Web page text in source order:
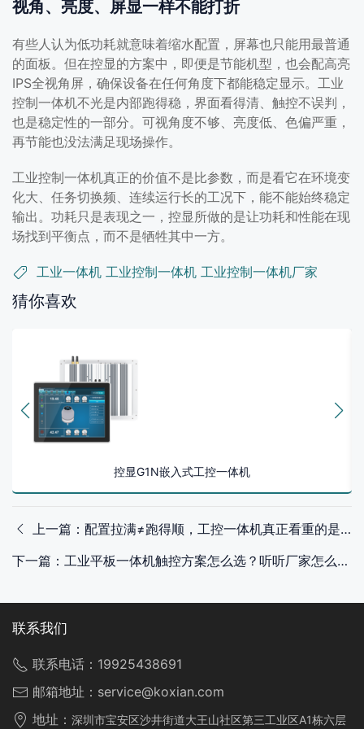
视角、亮度、屏显一样不能打折
有些人认为低功耗就意味着缩水配置，屏幕也只能用最普通
的面板。但在控显的方案中，即便是节能机型，也会配高亮
IPS全视角屏，确保设备在任何角度下都能稳定显示。工业
控制一体机不光是内部跑得稳，界面看得清、触控不误判，
也是稳定性的一部分。可视角度不够、亮度低、色偏严重，
再节能也没法满足现场操作。
工业控制一体机真正的价值不是比参数，而是看它在环境变
化大、任务切换频、连续运行长的工况下，能不能始终稳定
输出。功耗只是表现之一，控显所做的是让功耗和性能在现
场找到平衡点，而不是牺牲其中一方。
工业一体机 工业控制一体机 工业控制一体机厂家
猜你喜欢
控显G1N嵌入式工控一体机
上一篇：配置拉满≠跑得顺，工控一体机真正看重的是这些“细节感”
下一篇：工业平板一体机触控方案怎么选？听听厂家怎么说
联系我们
联系电话： 19925438691
邮箱地址： service@koxian.com
地址： 深圳市宝安区沙井街道大王山社区第三工业区A1栋六层